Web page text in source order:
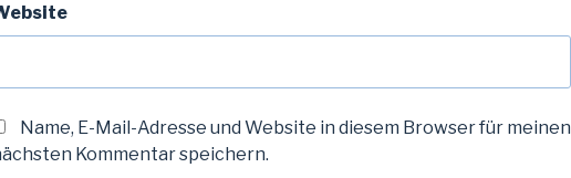
Name, E-Mail-Adresse und Website in diesem Browser für meinen
Kommentar speichern.